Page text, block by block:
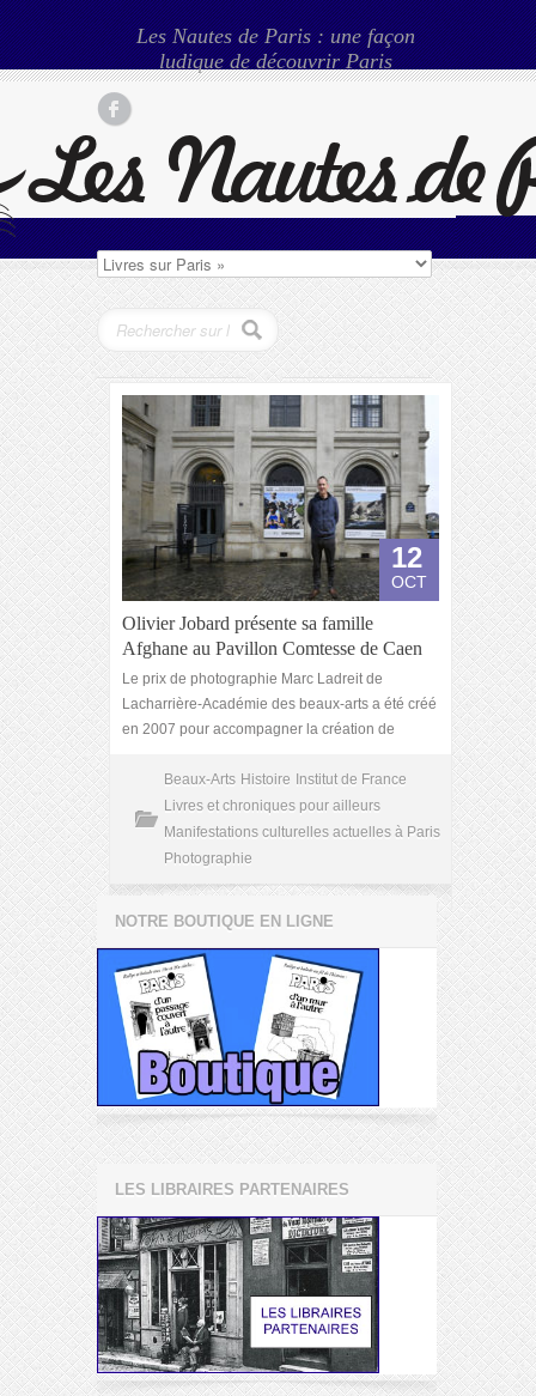
Les Nautes de Paris : une façon
ludique de découvrir Paris
12
OCT
Olivier Jobard présente sa famille
Afghane au Pavillon Comtesse de Caen
Le prix de photographie Marc Ladreit de
Lacharrière-Académie des beaux-arts a été créé
en 2007 pour accompagner la création de
Beaux-Arts Histoire
Institut de France
Livres et chroniques pour ailleurs
Manifestations culturelles actuelles à Paris
Photographie
NOTRE BOUTIQUE EN LIGNE
LES LIBRAIRES PARTENAIRES